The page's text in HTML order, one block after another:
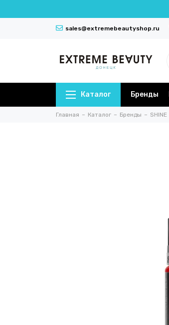
sales@extremebeautyshop.ru
Каталог Бренды
Главная Каталог Бренды SHINE